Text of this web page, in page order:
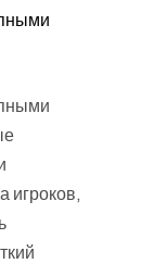
игроков,